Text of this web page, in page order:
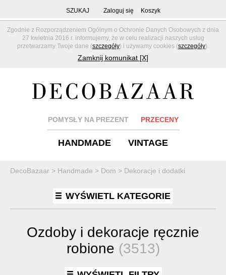
Zgodnie z Rozporządzeniem Ogólnym o Ochronie Danych Osobowych z dnia
27 kwietnia 2016 r. informujemy, że w celu realizacji naszych usług
przetwarzamy Twoje dane (szczegóły) i używamy cookies (szczegóły).
Zamknij komunikat [X]
SZUKAJ Zaloguj się Koszyk
POMYSŁY NA PREZENT PRZECENY
HANDMADE VINTAGE
DecoBazaar > Handmade > Dom > Dekoracje i dodatki
WYŚWIETL KATEGORIE
Ozdoby i dekoracje ręcznie
robione (3513)